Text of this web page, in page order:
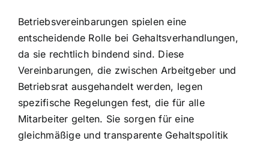
Betriebsvereinbarungen spielen eine
entscheidende Rolle bei Gehaltsverhandlungen,
da sie rechtlich bindend sind. Diese
Vereinbarungen, die zwischen Arbeitgeber und
Betriebsrat ausgehandelt werden, legen
spezifische Regelungen fest, die für alle
Mitarbeiter gelten. Sie sorgen für eine
gleichmäßige und transparente Gehaltspolitik